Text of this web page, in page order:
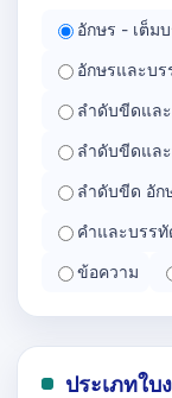
อักษร - เต็ม
อักษรและบร
ลำดับขีดแล
ลำดับขีดแล
ลำดับขีด อัก
คำและบรร
ข้อความ
ประเภทใบ